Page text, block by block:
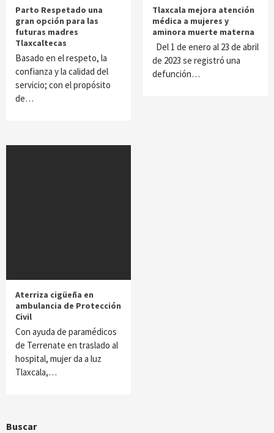
Parto Respetado una
gran opción para las
futuras madres
Tlaxcaltecas
Basado en el respeto, la
confianza y la calidad del
servicio; con el propósito
de…
Tlaxcala mejora atención
médica a mujeres y
aminora muerte materna
Del 1 de enero al 23 de abril
de 2023 se registró una
defunción…
Aterriza cigüeña en
ambulancia de Protección
Civil
Con ayuda de paramédicos
de Terrenate en traslado al
hospital, mujer da a luz
Tlaxcala,…
Buscar